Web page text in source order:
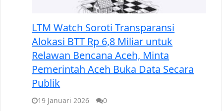
LTM Watch Soroti Transparansi
Alokasi BTT Rp 6,8 Miliar untuk
Relawan Bencana Aceh, Minta
Pemerintah Aceh Buka Data Secara
Publik
19 Januari 2026
0